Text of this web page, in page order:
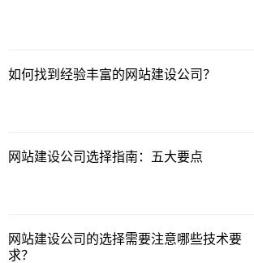
如何找到经验丰富的网站建设公司？
网站建设公司选择指南：五大要点
网站建设公司的选择需要注意哪些技术要
求？